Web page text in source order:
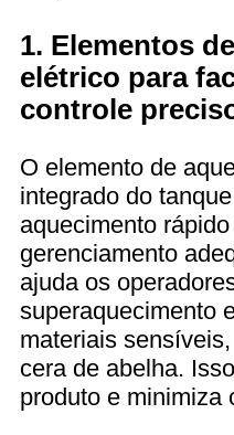
1. Elementos
elétrico para
controle
O elemento de
integrado do
aquecimento
gerenciamento
ajuda os
superaquecimento
materiais
cera de abelha.
produto e minimiza